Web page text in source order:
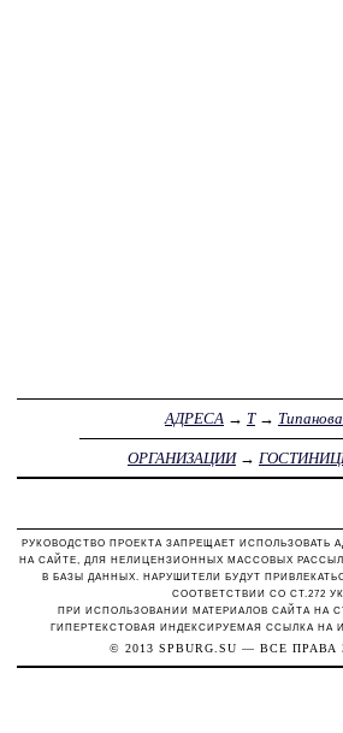
АДРЕСА → Т→ Типанова
ОРГАНИЗАЦИИ→
РУКОВОДСТВО ПРОЕКТА ЗАПРЕЩАЕТ ИСПОЛЬЗОВАТЬ
НА САЙТЕ, ДЛЯ НЕЛИЦЕНЗИОННЫХ МАССОВЫХ
В БАЗЫ ДАННЫХ. НАРУШИТЕЛИ БУДУТ
СООТВЕТСТВИИ СО СТ.272
ПРИ ИСПОЛЬЗОВАНИИ МАТЕРИАЛОВ САЙТА НА
ГИПЕРТЕКСТОВАЯ ИНДЕКСИРУЕМАЯ ССЫЛКА НА
© 2013 SPBURG.SU — ВСЕ ПРАВА